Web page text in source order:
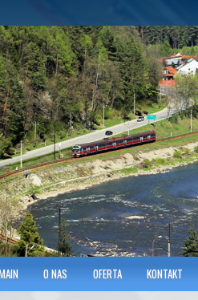
KRAKOWIE
of Transportation
O NAS OFERTA KONTAKT